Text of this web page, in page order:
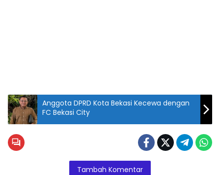
Anggota DPRD Kota Bekasi Kecewa dengan
FC Bekasi City
Tambah Komentar